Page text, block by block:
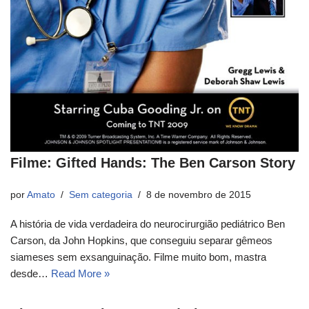
Filme: Gifted Hands: The Ben Carson Story
por Amato Sem categoria 8 de novembro de 2015
A história de vida verdadeira do neurocirurgião pediátrico Ben
Carson, da John Hopkins, que conseguiu separar gêmeos
siameses sem exsanguinação. Filme muito bom, mastra
desde… Read More »